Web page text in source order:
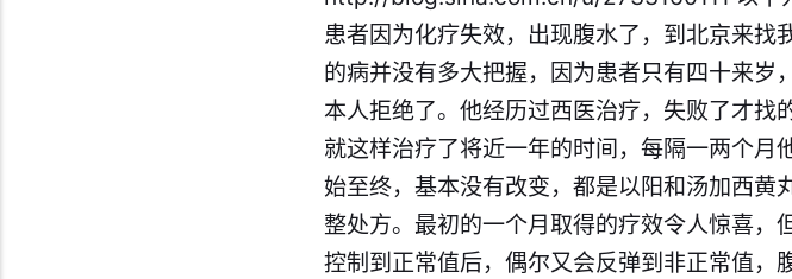
患者因为化疗失效，出现腹水了，到北京来找
的病并没有多大把握，因为患者只有四十来
本人拒绝了。他经历过西医治疗，失败了才找
就这样治疗了将近一年的时间，每隔一两个月
始至终，基本没有改变，都是以阳和汤加西黄
整处方。最初的一个月取得的疗效令人惊喜，
控制到正常值后，偶尔又会反弹到非正常值，